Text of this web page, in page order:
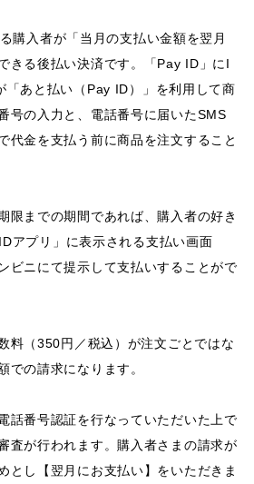
購入者が「当月の支払い金額を翌月
きる後払い決済です。「Pay ID」にI
「あと払い（Pay ID）」を利用して商
号の入力と、電話番号に届いたSMS
代金を支払う前に商品を注文すること
限までの期間であれば、購入者の好き
アプリ」に表示される支払い画面
ビニにて提示して支払いすることがで
料（350円／税込）が注文ごとではな
での請求になります。
話番号認証を行なっていただいた上で
査が行われます。購入者さまの請求が
とし【翌月にお支払い】をいただきま